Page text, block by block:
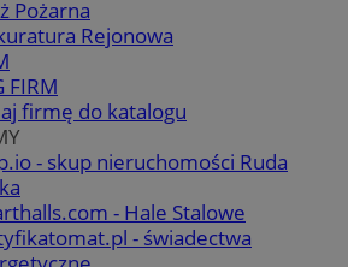
Pożarna
Rejonowa
FIRM
firmę do katalogu
- skup nieruchomości Ruda
- Hale Stalowe
- świadectwa